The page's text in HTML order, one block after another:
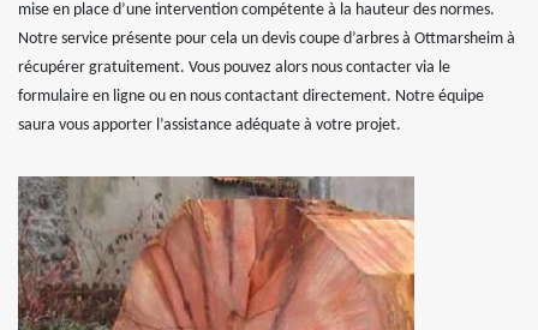
mise en place d’une intervention compétente à la hauteur des normes.
Notre service présente pour cela un devis coupe d’arbres à Ottmarsheim à
récupérer gratuitement. Vous pouvez alors nous contacter via le
formulaire en ligne ou en nous contactant directement. Notre équipe
saura vous apporter l’assistance adéquate à votre projet.